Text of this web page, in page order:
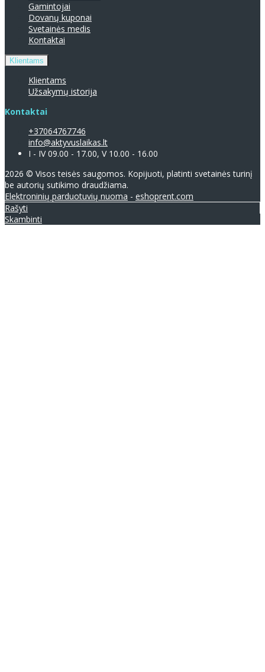
Gamintojai
Dovanų kuponai
Svetainės medis
Kontaktai
Klientams
Klientams
Užsakymų istorija
Kontaktai
+37064767746
info@aktyvuslaikas.lt
I - IV 09.00 - 17.00, V 10.00 - 16.00
2026 © Visos teisės saugomos. Kopijuoti, platinti svetainės turinį
be autorių sutikimo draudžiama.
Elektroninių parduotuvių nuoma - eshoprent.com
Rašyti
Skambinti